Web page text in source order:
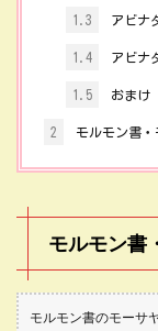
1.3 アビナ
1.4 アビナ
1.5 おまけ
2 モルモン書
モルモン書
モルモン書のモーサ